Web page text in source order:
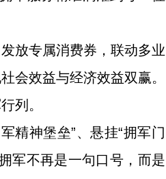
放专属消费券，联动多业
会效益与经济效益双赢。
列。
精神堡垒”、悬挂“拥军门
军不再是一句口号，而是